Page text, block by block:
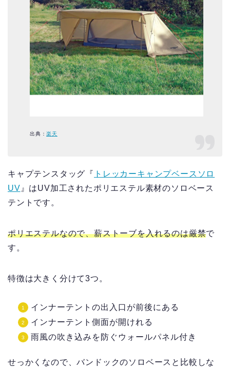
出典：楽天
キャプテンスタッグ『 トレッカーキャンプベースソロ
UV 』はUV加工されたポリエステル素材のソロベース
テントです。
ポリエステルなので、薪ストーブを入れるのは厳禁で
す。
特徴は大きく分けて3つ。
インナーテントの出入口が前後にある
インナーテント側面が開けれる
雨風の吹き込みを防ぐウォールパネル付き
せっかくなので、バンドックのソロベースと比較しな